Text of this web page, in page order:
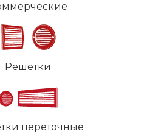
Решетки
переточные